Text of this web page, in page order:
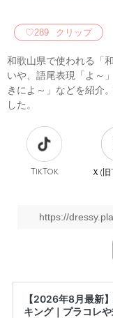
♡289 クリップ
和歌山県で使われる「
いや、語尾表現「よ～
きによ～」などを紹介
した。
TikTok Ｘ(旧
https://
【2026年8月最新
キング｜プラコレ